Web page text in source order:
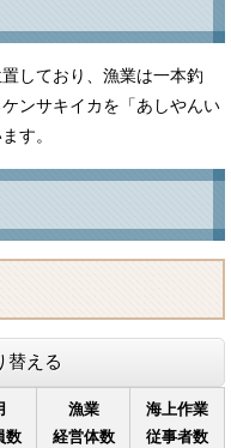
しており、漁業は一本釣
ンサキイカを「あしやんい
す。
替える
数
漁業
経営体数
海上作業
従事者数